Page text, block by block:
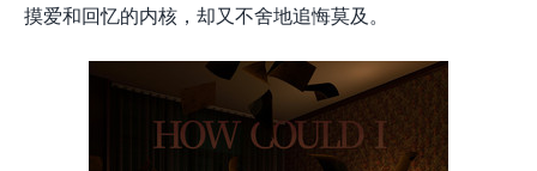
摸爱和回忆的内核，却又不舍地追悔莫及。